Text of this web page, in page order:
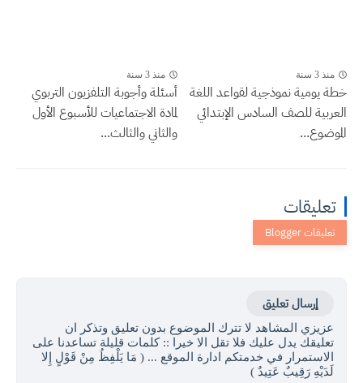
منذ 3 سنة
خطة يومية نموذجية لقواعد اللغة
العربية للصف السادس الإبتدائي
الموضوع...
منذ 3 سنة
أسئلة وأجوبة التلفزيون التربوي
لمادة الاجتماعيات للأسبوع الأول
والثاني والثالث...
تعليقات
إرسال تعليق
عزيزي المشاهد لا تترك الموضوع بدون تعليق وتذكر ان
تعليقك يدل عليك فلا تقل الا خيرا :: كلمات قليلة تساعدنا على
الاستمرار في خدمتكم ادارة الموقع ... ( مَا يَلْفِظُ مِنْ قَوْلٍ إِلا
لَدَيْهِ رَقِيبٌ عَتِيدٌ )